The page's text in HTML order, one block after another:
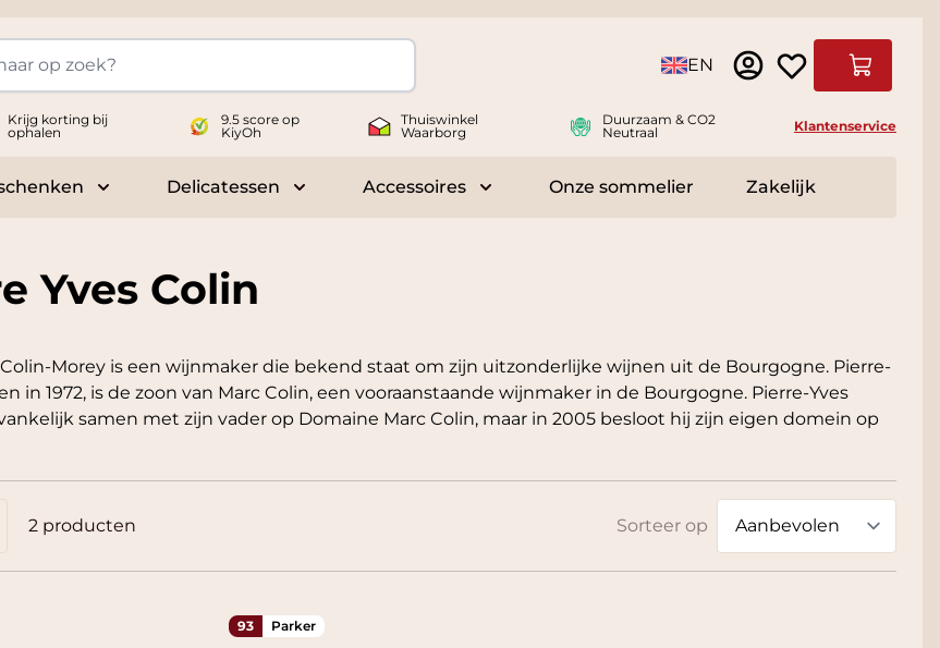
Taal EN
Krijg korting bij
ophalen
9.5 score op
KiyOh
Thuiswinkel
Waarborg
Duurzaam & CO2
Neutraal
Klantenservice
for WijnenToggle submenu for Geschenken
Delicatessen
Toggle submenu for Delicatessen
Accessoires
Toggle submenu for Accessoires
Onze sommelier Zakelijk
Yves Colin
Colin-Morey is een wijnmaker die bekend staat om zijn uitzonderlijke wijnen uit de Bourgogne. Pierre-
in 1972, is de zoon van Marc Colin, een vooraanstaande wijnmaker in de Bourgogne. Pierre-Yves
samen met zijn vader op Domaine Marc Colin, maar in 2005 besloot hij zijn eigen domein op
2producten Sorteer op
93 Parker